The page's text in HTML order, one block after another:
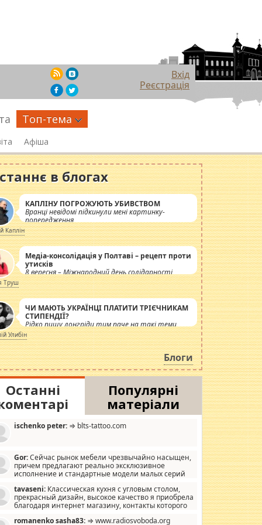
Вхід
Реєстрація
Топ-тема
Афіша
в блогах
КАПЛІНУ ПОГРОЖУЮТЬ УБИВСТВОМ
Вранці невідомі підкинули мені картинку-
попередження
Каплін
Медіа-консолідація у Полтаві – рецепт проти
утисків
8 вересня – Міжнародний день солідарності
журналістів.
Труш
ЧИ МАЮТЬ УКРАЇНЦІ ПЛАТИТИ ТРІЄЧНИКАМ
СТИПЕНДІЇ?
Рідко пишу лонгріди тим паче на такі теми,
але вже просто дістало! Обурюють сьогоднішні
інсенуації навколо стипендіального питання.
Штучно роздувається ще одна соціальна
катастрофа.
Улибін
Блоги
Останні
Популярні
матеріали
ischenko peter: ⇒ blts-tattoo.com
Gor:Сейчас рынок мебели чрезвычайно насыщен,
причем предлагают реально эксклюзивное
исполнение и стандартные модели малых серий
мало походит на стандартные формы, в MebelOk,
и что главное - со вкусом все в порядке,
ненужных наворотов удорожающих мебель, а это не
tavaseni: Классическая кухня с угловым столом,
прекрасный дизайн, высокое качество я приобрела
благодаря интернет магазину, контакты которого
romanenko sasha83: ⇒ www.radiosvoboda.org